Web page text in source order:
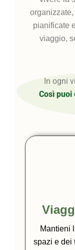
pianificate
viaggio,
In ogni
Così puoi
Mantieni
spazi e dei